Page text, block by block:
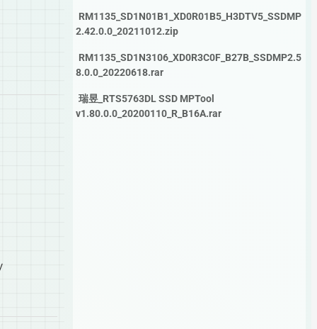
RM1135_SD1N01B1_XD0R01B5_H3DTV5_SSDMP
2.42.0.0_20211012.zip
RM1135_SD1N3106_XD0R3C0F_B27B_SSDMP2.5
8.0.0_20220618.rar
瑞昱_RTS5763DL SSD MPTool
v1.80.0.0_20200110_R_B16A.rar